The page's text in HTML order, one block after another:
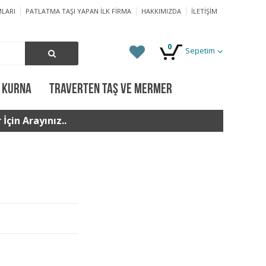
PATLATMA TAŞI YAPAN İLK FIRMA HAKKIMIZDA İLETIŞIM
Sepetim
0
TRAVERTEN TAŞ VE MERMER
Arayınız..